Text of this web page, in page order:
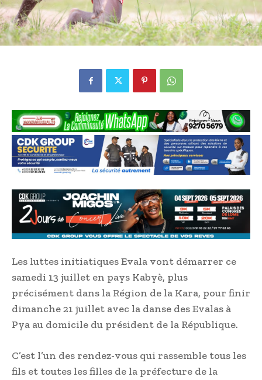
Les luttes initiatiques Evala vont démarrer ce
samedi 13 juillet en pays Kabyè, plus
précisément dans la Région de la Kara, pour finir
dimanche 21 juillet avec la danse des Evalas à
Pya au domicile du président de la République.
C’est l’un des rendez-vous qui rassemble tous les
fils et toutes les filles de la préfecture de la